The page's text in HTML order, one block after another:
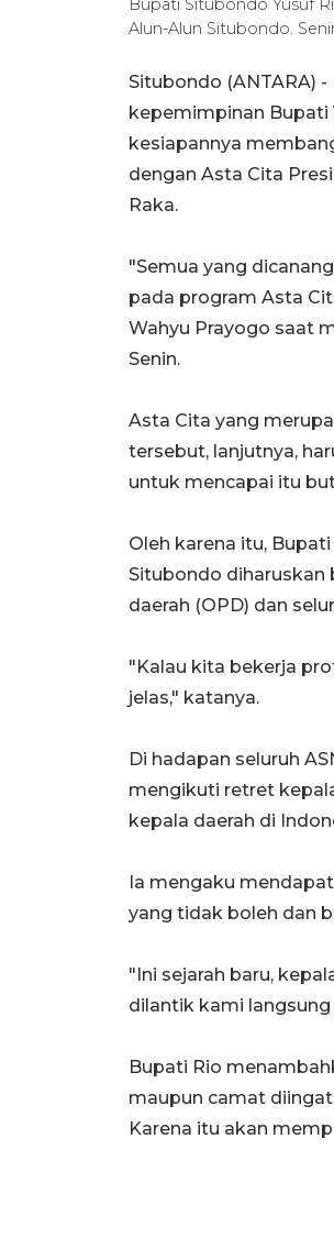
Bupati Situbondo Yusuf
Alun-Alun Situbondo.
Situbondo (ANTARA)
kepemimpinan Bupati
kesiapannya
dengan Asta Cita
Raka.
"Semua yang
pada program Asta
Wahyu Prayogo saat
Senin.
Asta Cita yang
tersebut, lanjutnya,
untuk mencapai itu
Oleh karena itu,
Situbondo diharuskan
daerah (OPD) dan
"Kalau kita bekerja
jelas," katanya.
Di hadapan seluruh
mengikuti retret
kepala daerah di
Ia mengaku
yang tidak boleh dan
"Ini sejarah baru,
dilantik kami
Bupati Rio
maupun camat
Karena itu akan